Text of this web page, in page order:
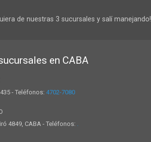
de nuestras 3 sucursales y salí manejando!
en CABA
- Teléfonos: 4702-7080
4849, CABA - Teléfonos: .